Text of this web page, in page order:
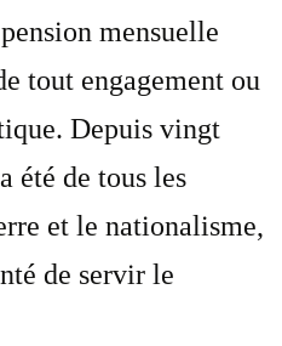
mensuelle
tout engagement ou
Depuis vingt
été de tous les
et le nationalisme,
de servir le